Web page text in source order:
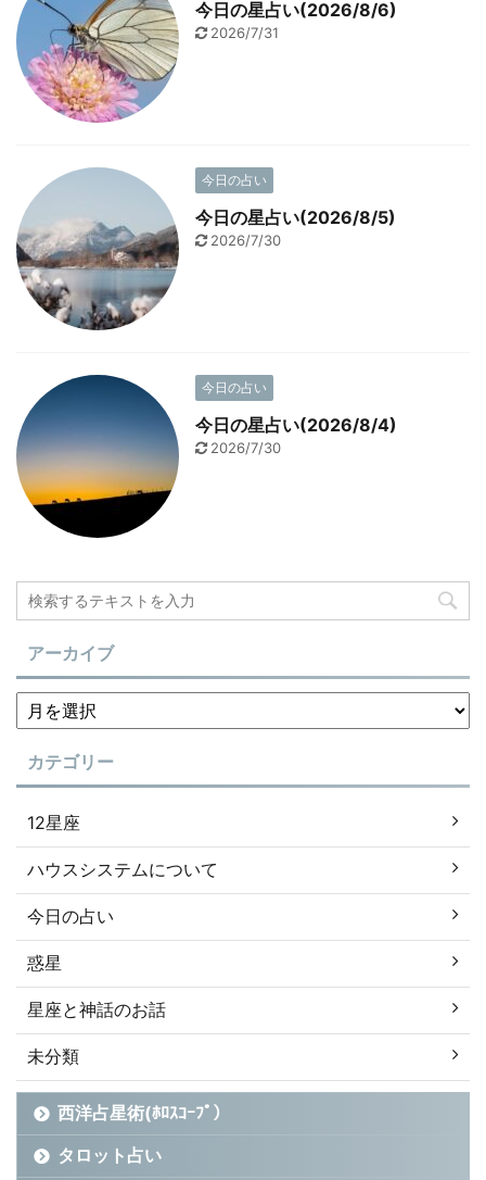
今日の星占い(2026/8/6)
2026/7/31
今日の占い
今日の星占い(2026/8/5)
2026/7/30
今日の占い
今日の星占い(2026/8/4)
2026/7/30
アーカイブ
カテゴリー
12星座
ハウスシステムについて
今日の占い
惑星
星座と神話のお話
未分類
西洋占星術(ﾎﾛｽｺｰﾌﾟ）
タロット占い